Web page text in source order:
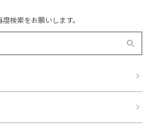
検索をお願いします。